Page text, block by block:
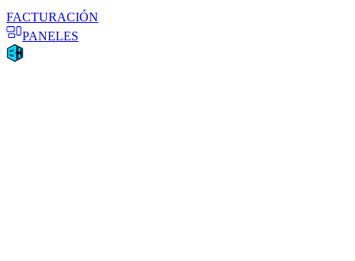
FACTURACIÓN
PANELES